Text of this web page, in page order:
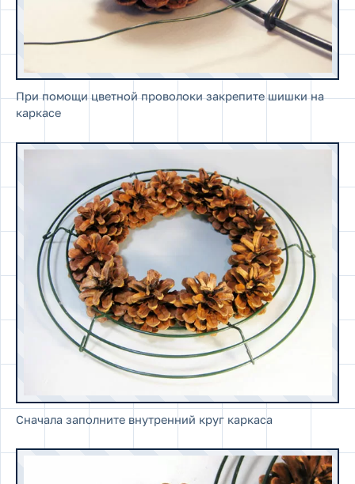
При помощи цветной проволоки закрепите шишки на
каркасе
Сначала заполните внутренний круг каркаса